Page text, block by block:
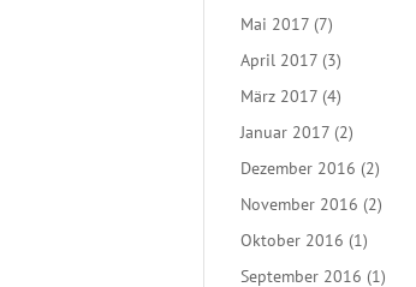
Mai 2017 (7)
April 2017 (3)
März 2017 (4)
Januar 2017 (2)
Dezember 2016 (2)
November 2016 (2)
Oktober 2016 (1)
September 2016 (1)